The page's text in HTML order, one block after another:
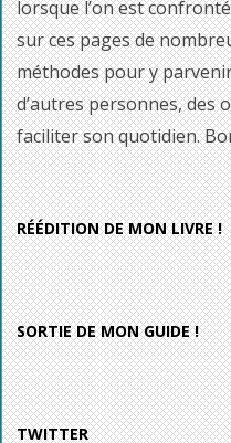
lorsque l’on est
sur ces pages de
méthodes pour y
d’autres personnes, des
faciliter son quotidien.
RÉÉDITION DE MON LIVRE !
SORTIE DE MON GUIDE !
TWITTER